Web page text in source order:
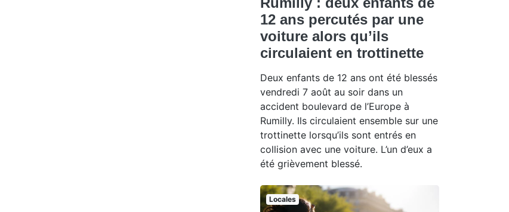
12 ans percutés par une
voiture alors qu’ils
circulaient en trottinette
Deux enfants de 12 ans ont été blessés
vendredi 7 août au soir dans un
accident boulevard de l’Europe à
Rumilly. Ils circulaient ensemble sur une
trottinette lorsqu’ils sont entrés en
collision avec une voiture. L’un d’eux a
été grièvement blessé.
Locales